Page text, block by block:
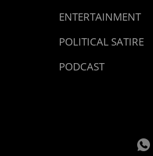
ENTERTAINMENT
POLITICAL SATIRE
PODCAST